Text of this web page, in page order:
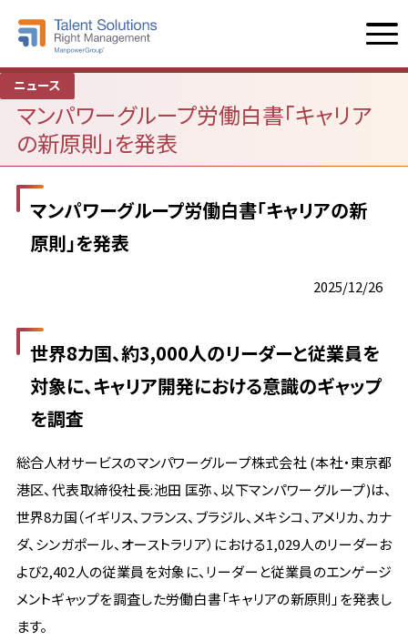
ニュース
マンパワーグループ労働白書「キャリア
の新原則」を発表
マンパワーグループ労働白書「キャリアの新
原則」を発表
2025/12/26
世界8カ国、約3,000人のリーダーと従業員を
対象に、キャリア開発における意識のギャップ
を調査
総合人材サービスのマンパワーグループ株式会社 (本社・東京都
港区、代表取締役社長:池田 匡弥、以下マンパワーグループ)は、
世界8カ国（イギリス、フランス、ブラジル、メキシコ、アメリカ、カナ
ダ、シンガポール、オーストラリア）における1,029人のリーダーお
よび2,402人の従業員を対象に、リーダーと従業員のエンゲージ
メントギャップを調査した労働白書「キャリアの新原則」を発表し
ます。